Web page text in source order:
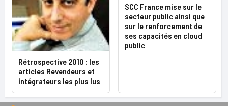
Rétrospective 2010 : les
articles Revendeurs et
intégrateurs les plus lus
SCC France mise sur le
secteur public ainsi que
sur le renforcement de
ses capacités en cloud
public